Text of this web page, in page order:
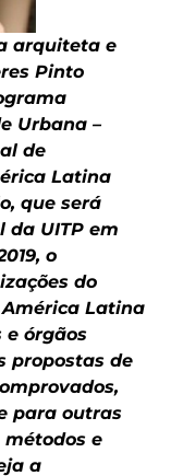
arquiteta e
Pinto
Urbana –
de
Latina
que será
da UITP em
o
do
Latina
e órgãos
propostas de
para outras
e
a